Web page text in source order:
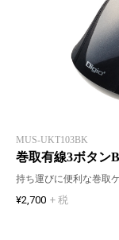
MUS-UKT103BK
巻取有線3ボタ
持ち運びに便利な巻取
¥2,700 + 税